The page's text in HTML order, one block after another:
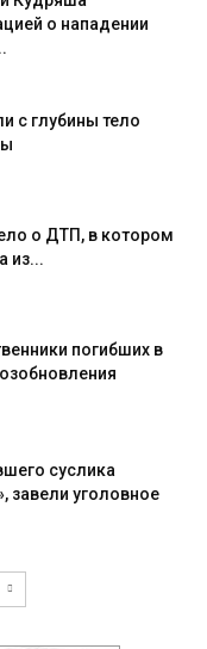
о нападении
с глубины тело
о ДТП, в котором
из...
погибших в
суслика
завели уголовное